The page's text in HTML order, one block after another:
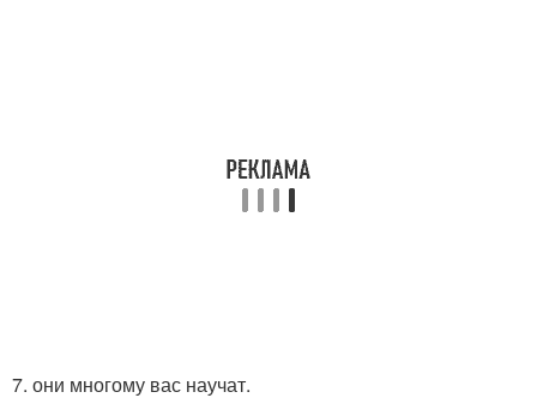
7. они многому вас научат.